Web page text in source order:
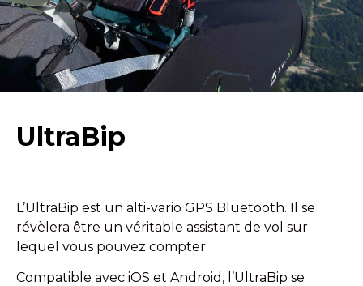
UltraBip
L’UltraBip est un alti-vario GPS Bluetooth. Il se
révèlera être un véritable assistant de vol sur
lequel vous pouvez compter.
Compatible avec iOS et Android, l’UltraBip se